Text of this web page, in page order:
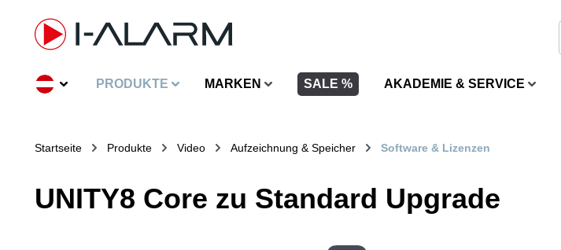
springen
PRODUKTE MARKEN SALE % AKADEMIE & SERVICE
Startseite Produkte Video Aufzeichnung & Speicher Software & Lizenzen
UNITY8 Core zu Standard Upgrade